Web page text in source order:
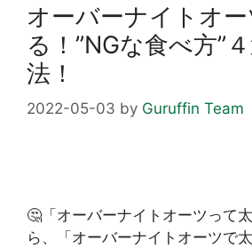
オーバーナイトオ
る！”NGな食べ方”
法！
2022-05-03 by Guruffin Team
🤔「オーバーナイトオーツって
ら、「オーバーナイトオーツで